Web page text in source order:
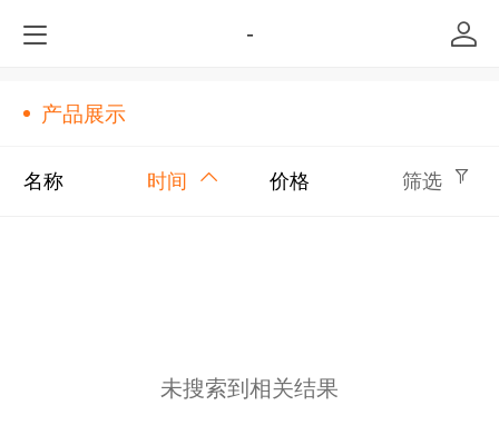
-
产品展示
名称 时间 价格 筛选
未搜索到相关结果